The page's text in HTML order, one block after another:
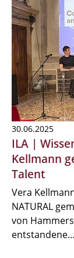
30.06.2025
ILA |
Kellmann
Talent
Vera
NATURAL
von
entstandene…